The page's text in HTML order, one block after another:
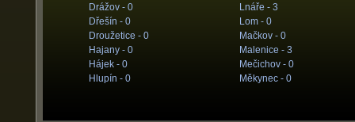
Drážov - 0
Dřešín - 0
Droužetice - 0
Hajany - 0
Hájek - 0
Hlupín - 0
Lnáře - 3
Lom - 0
Mačkov - 0
Malenice - 3
Mečichov - 0
Měkynec - 0